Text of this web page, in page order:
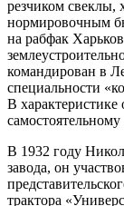
резчиком
нормировочным
на рабфак
командирован в
специальности
В характеристике
В 1932 году
завода, он
трактора